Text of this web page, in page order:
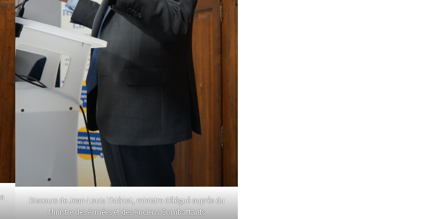
Discours de Jean-Louis Thiériot, ministre délégué auprès du
Ministre des Armées et des Anciens Combattants